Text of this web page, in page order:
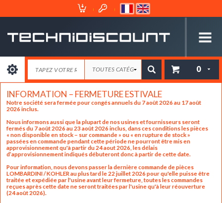
Mon
Espace
0
INFORMATION – FERMETURE ESTIVALE
Notre société sera fermée pour congés annuels du 7 août 2026 au 17 août
2026 inclus.
Nous informons aussi que la plupart de nos usines et fournisseurs seront
fermés du 7 août 2026 au 23 août 2026 inclus, dans ces conditions les pièces
« non disponible en stock – sur commande » ou « en rupture de stock »
passées en commande pendant cette période ne pourront être mis en
approvisionnement qu'à partir du 24 aout 2026, les délais
d’approvisionnement indiqués débuteront donc à partir de cette date.
Pour information, nous devons passer la dernière commande de pièces
LOMBARDINI / KOHLER au plus tard le 22 juillet 2026 pour qu'elle puisse être
traitée et expédiée par l'usine avant leur fermeture, toutes les commandes
reçues après cette date ne seront traitées par l'usine qu'à leur réouverture
(24 août 2026).